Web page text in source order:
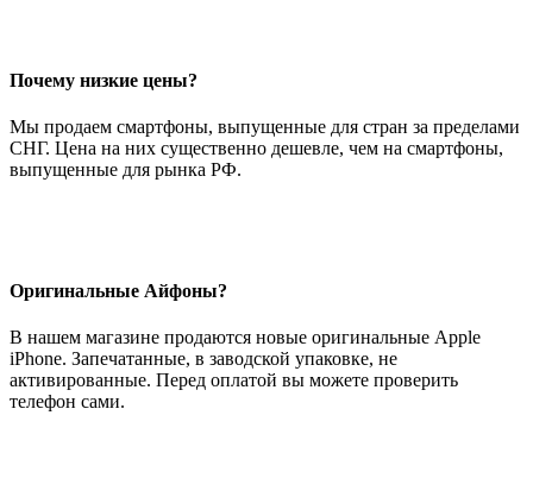
Почему низкие цены?
Мы продаем смартфоны, выпущенные для стран за пределами
СНГ. Цена на них существенно дешевле, чем на смартфоны,
выпущенные для рынка РФ.
Оригинальные Айфоны?
В нашем магазине продаются новые оригинальные Apple
iPhone. Запечатанные, в заводской упаковке, не
активированные. Перед оплатой вы можете проверить
телефон сами.